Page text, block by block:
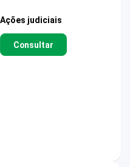
Ações judiciais
Consultar